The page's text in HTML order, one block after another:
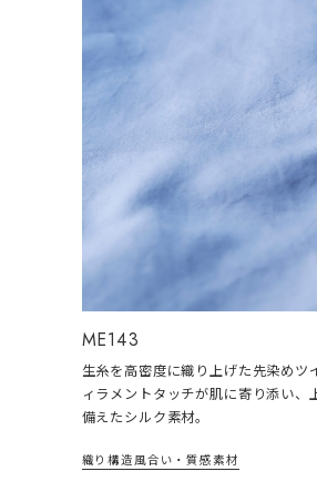
ME143
生糸を高密度に織り上げた先染めツ
ィラメントタッチが肌に寄り添い、
備えたシルク素材。
織り構造 風合い・質感素材